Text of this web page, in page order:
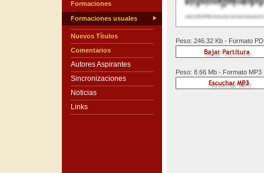
Formaciones
Formaciones usuales
Nuevos Títulos
Comentarios
Autores Aspirantes
Sincronizaciones
Noticias
Links
Peso: 246.32 Kb - Formato
Peso: 8.66 Mb - Formato MP3